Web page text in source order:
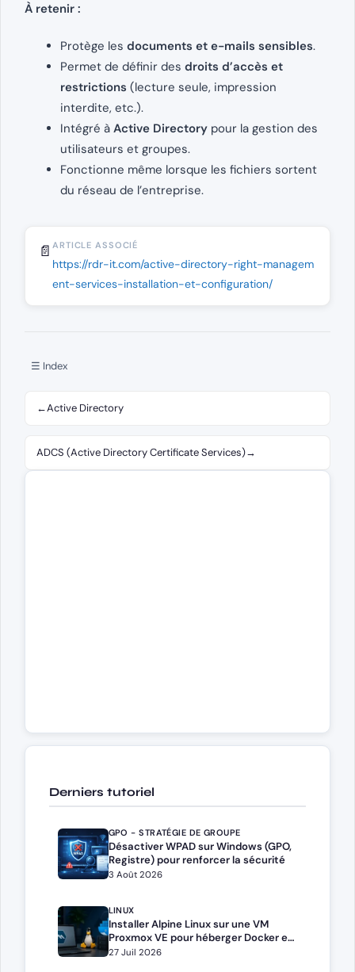
À retenir :
Protège les documents et e-mails sensibles.
Permet de définir des droits d’accès et
restrictions (lecture seule, impression
interdite, etc.).
Intégré à Active Directory pour la gestion des
utilisateurs et groupes.
Fonctionne même lorsque les fichiers sortent
du réseau de l’entreprise.
📄 ARTICLE ASSOCIÉ
https://rdr-it.com/active-directory-right-managem
ent-services-installation-et-configuration/
←Active Directory
☰ Index
ADCS (Active Directory Certificate Services)→
Derniers tutoriel
GPO - STRATÉGIE DE GROUPE
Désactiver WPAD sur Windows (GPO,
Registre) pour renforcer la sécurité
3 Août 2026
LINUX
Installer Alpine Linux sur une VM
Proxmox VE pour héberger Docker et
Docker Compose
27 Juil 2026